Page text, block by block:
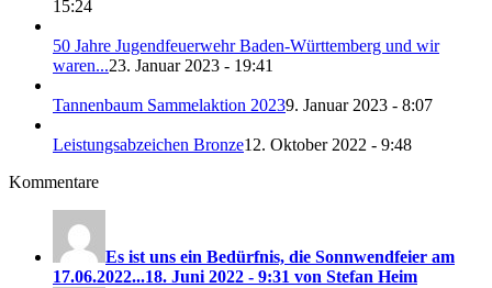
15:24
50 Jahre Jugendfeuerwehr Baden-Württemberg und wir
waren...23. Januar 2023 - 19:41
Tannenbaum Sammelaktion 20239. Januar 2023 - 8:07
Leistungsabzeichen Bronze12. Oktober 2022 - 9:48
Kommentare
Es ist uns ein Bedürfnis, die Sonnwendfeier am
17.06.2022...18. Juni 2022 - 9:31 von Stefan Heim